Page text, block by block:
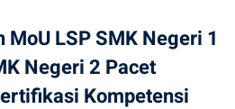
LSP SMK Negeri 1
Negeri 2 Pacet
Kompetensi